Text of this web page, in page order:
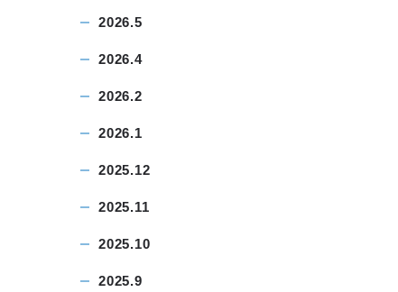
2026.5
2026.4
2026.2
2026.1
2025.12
2025.11
2025.10
2025.9